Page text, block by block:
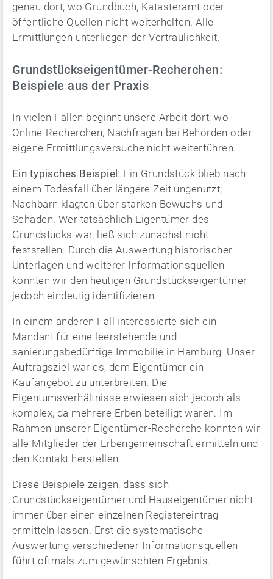
genau dort, wo Grundbuch, Katasteramt oder
öffentliche Quellen nicht weiterhelfen. Alle
Ermittlungen unterliegen der Vertraulichkeit.
Grundstückseigentümer-Recherchen:
Beispiele aus der Praxis
In vielen Fällen beginnt unsere Arbeit dort, wo
Online-Recherchen, Nachfragen bei Behörden oder
eigene Ermittlungsversuche nicht weiterführen.
Ein typisches Beispiel : Ein Grundstück blieb nach
einem Todesfall über längere Zeit ungenutzt;
Nachbarn klagten über starken Bewuchs und
Schäden. Wer tatsächlich Eigentümer des
Grundstücks war, ließ sich zunächst nicht
feststellen. Durch die Auswertung historischer
Unterlagen und weiterer Informationsquellen
konnten wir den heutigen Grundstückseigentümer
jedoch eindeutig identifizieren.
In einem anderen Fall interessierte sich ein
Mandant für eine leerstehende und
sanierungsbedürftige Immobilie in Hamburg. Unser
Auftragsziel war es, dem Eigentümer ein
Kaufangebot zu unterbreiten. Die
Eigentumsverhältnisse erwiesen sich jedoch als
komplex, da mehrere Erben beteiligt waren. Im
Rahmen unserer Eigentümer-Recherche konnten wir
alle Mitglieder der Erbengemeinschaft ermitteln und
den Kontakt herstellen.
Diese Beispiele zeigen, dass sich
Grundstückseigentümer und Hauseigentümer nicht
immer über einen einzelnen Registereintrag
ermitteln lassen. Erst die systematische
Auswertung verschiedener Informationsquellen
führt oftmals zum gewünschten Ergebnis.